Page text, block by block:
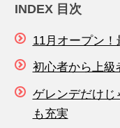
INDEX 目次
11月オープン
初心者から上級
ゲレンデだけじ
も充実